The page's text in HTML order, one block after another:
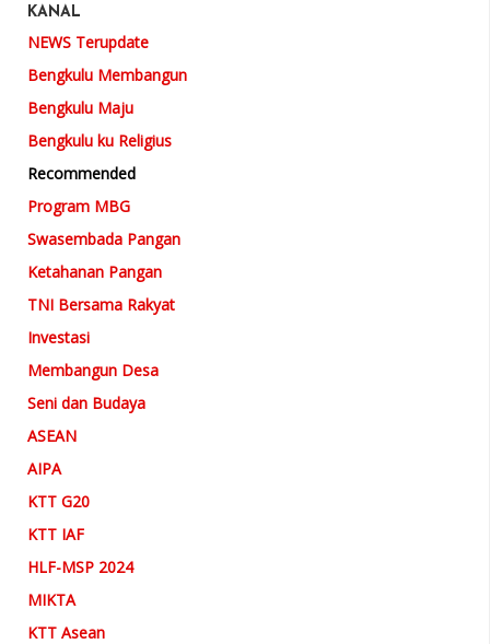
KANAL
NEWS Terupdate
Bengkulu Membangun
Bengkulu Maju
Bengkulu ku Religius
Recommended
Program MBG
Swasembada Pangan
Ketahanan Pangan
TNI Bersama Rakyat
Investasi
Membangun Desa
Seni dan Budaya
ASEAN
AIPA
KTT G20
KTT IAF
HLF-MSP 2024
MIKTA
KTT Asean